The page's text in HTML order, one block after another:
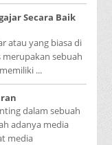
Secara Baik
atau yang biasa di
sebuah
...
dalam sebuah
adanya media
media